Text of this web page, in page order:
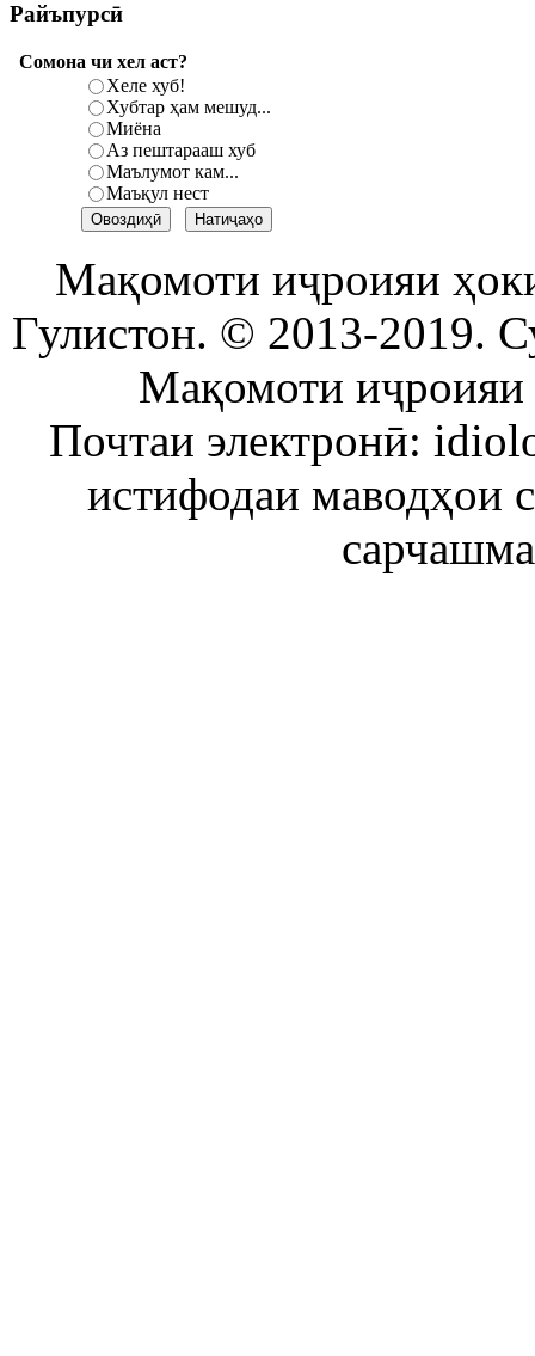
Райъпурсӣ
Сомона чи хел аст?
Хеле хуб!
Хубтар ҳам мешуд...
Миёна
Аз пештарааш хуб
Маълумот кам...
Маъқул нест
Мақомоти иҷроияи
Гулистон. © 2013-2019.
Мақомоти иҷроияи
Почтаи электронӣ:
истифодаи маводҳои